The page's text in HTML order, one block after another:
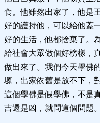
食。他雖然出家了，他是
好的護持他，可以給他蓋
好的生活，他都捨棄了。
給社會大眾做個好榜樣，
做出來了。我們今天學佛
塬，出家依舊是放不下，
這個學佛是假學佛，不是
吉還是凶，就問這個問題